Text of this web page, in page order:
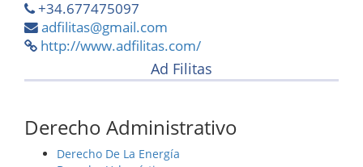
+34.677475097
adfilitas@gmail.com
http://www.adfilitas.com/
Ad Filitas
Derecho Administrativo
Derecho De La Energía